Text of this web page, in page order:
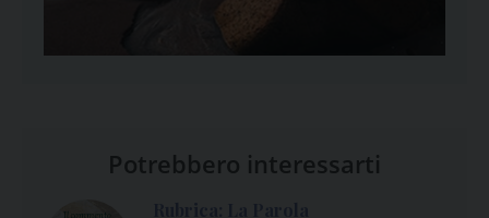
Potrebbero interessarti